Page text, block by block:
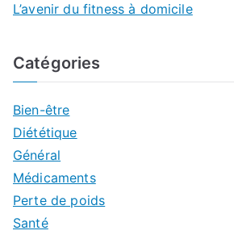
L’avenir du fitness à domicile
Catégories
Bien-être
Diététique
Général
Médicaments
Perte de poids
Santé